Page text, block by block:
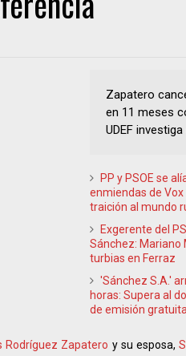
Zapatero
en 11 meses
UDEF
PP y PSOE se
enmiendas de
traición al mundo
Exgerente del
Sánchez: Mariano
turbias en Ferraz
'Sánchez S.A.'
horas: Supera al
de emisión
Rodríguez Zapatero y su esposa,